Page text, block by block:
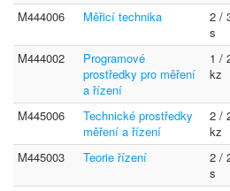
M444006 Měřicí technika
2 /
s
M444002
Programové
prostředky pro měření
a řízení
1 /
kz
M445006
Technické prostředky
měření a řízení
2 /
kz
M445003 Teorie řízení
2 /
s